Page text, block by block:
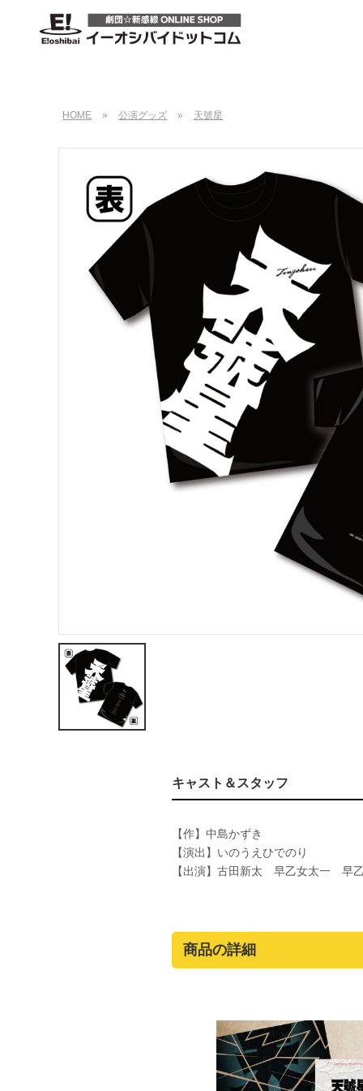
HOME » 公演グッズ » 天號星
キャスト＆スタッフ
【作】中島かずき
【演出】いのうえひでのり
【出演】古田新太 早乙女太一
商品の詳細